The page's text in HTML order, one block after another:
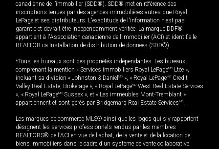
canadienne de l’immobilier (SDD®). SDD® met en référence des
inscriptions tenues par des agences immobilières autres que Royal
LePage et ses distributeurs. L'exactitude de l'information n'est pas
garantie et devrait être indépendamment vérifiée. La marque DDF®
appartient à l'Association canadienne de l’immobilier (ACI) et identifie le
REALTOR.ca Installation de distribution de données (SDD®).
*Tous les bureaux sont des propriétés indépendantes. Les bureaux
comprenant la mention « Services immobiliers Royal LePageMD Ltée »,
incluant sa division « Johnston & Daniel MD », « Royal LePageMD Credit
Valley Real Estate, Brokerage », « Royal LePageMD West Real Estate Services
», « Royal LePageMD Sussex », et « Les immeubles Mont-Tremblant »
appartiennent et sont gérés par Bridgemarq Real Estate ServicesMD.
Les marques de commerce MLS® ainsi que les logos qui s'y rapportent
désignent les services professionnels rendus par les membres
REALTORS® de l'ACI en vue de l'achat, de la vente et de la location de
biens immobiliers dans le cadre d'un système de vente collaborative.